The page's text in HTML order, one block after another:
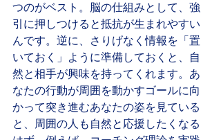
つのがベスト。脳の仕組みとして、強
引に押しつけると抵抗が生まれやすい
んです。逆に、さりげなく情報を「置
いておく」ように準備しておくと、自
然と相手が興味を持ってくれます。あ
なたの行動が周囲を動かすゴールに向
かって突き進むあなたの姿を見ている
と、周囲の人も自然と応援したくなる